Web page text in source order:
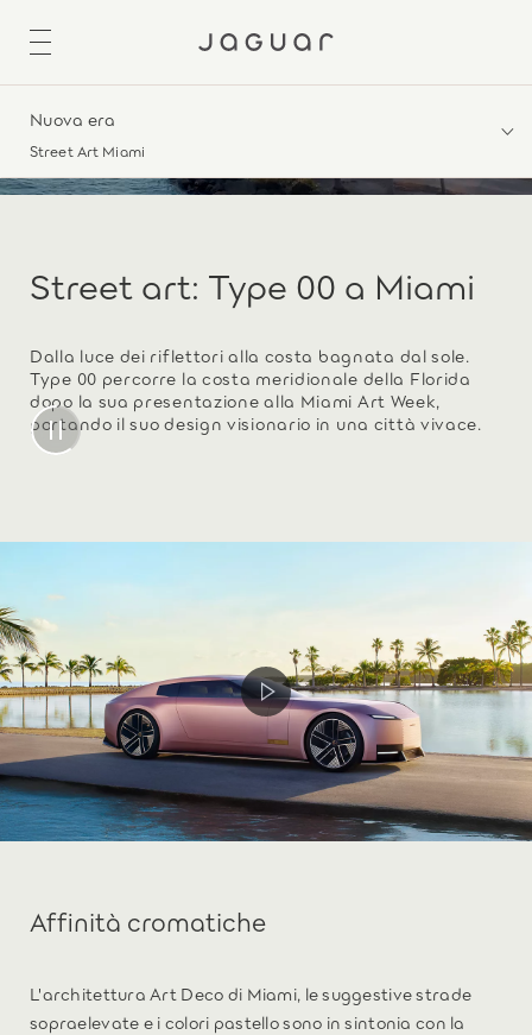
Nuova era
Street Art Miami
Street art: Type 00 a Miami
Dalla luce dei riflettori alla costa bagnata dal sole.
Type 00 percorre la costa meridionale della Florida
dopo la sua presentazione alla Miami Art Week,
portando il suo design visionario in una città vivace.
Affinità cromatiche
L'architettura Art Deco di Miami, le suggestive strade
sopraelevate e i colori pastello sono in sintonia con la